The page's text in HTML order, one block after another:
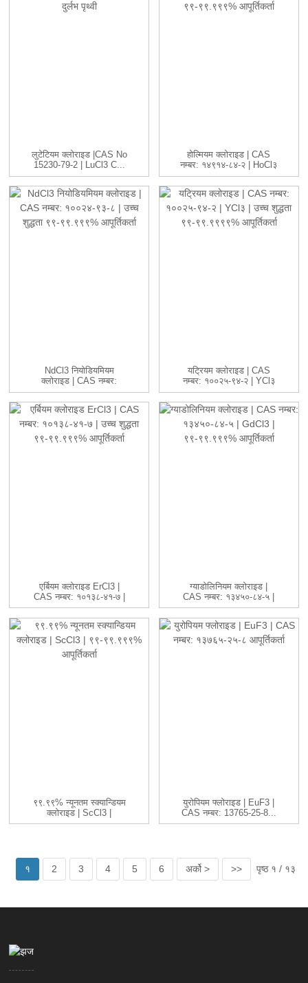
लुटेटियम क्लोराइड |CAS No
15230-79-2 | LuCl3 C...
होल्मियम क्लोराइड | CAS
नम्बर: १४९१४-८४-२ | HoCl३
...
NdCl3 नियोडियमियम
क्लोराइड | CAS नम्बर:
१००२४-९३-८ ...
यट्रियम क्लोराइड | CAS
नम्बर: १००२५-९४-२ | YCl३
...
एर्बियम क्लोराइड ErCl3 |
CAS नम्बर: १०१३८-४१-७ |
H...
ग्याडोलिनियम क्लोराइड |
CAS नम्बर: १३४५०-८४-५ |
GdC...
९९.९९% न्यूनतम स्क्यान्डियम
क्लोराइड | ScCl3 |
९९-९९.९९९...
युरोपियम फ्लोराइड | EuF3 |
CAS नम्बर: 13765-25-8...
१ 2 3 4 5 6 अर्को > >> पृष्ठ १ / १३